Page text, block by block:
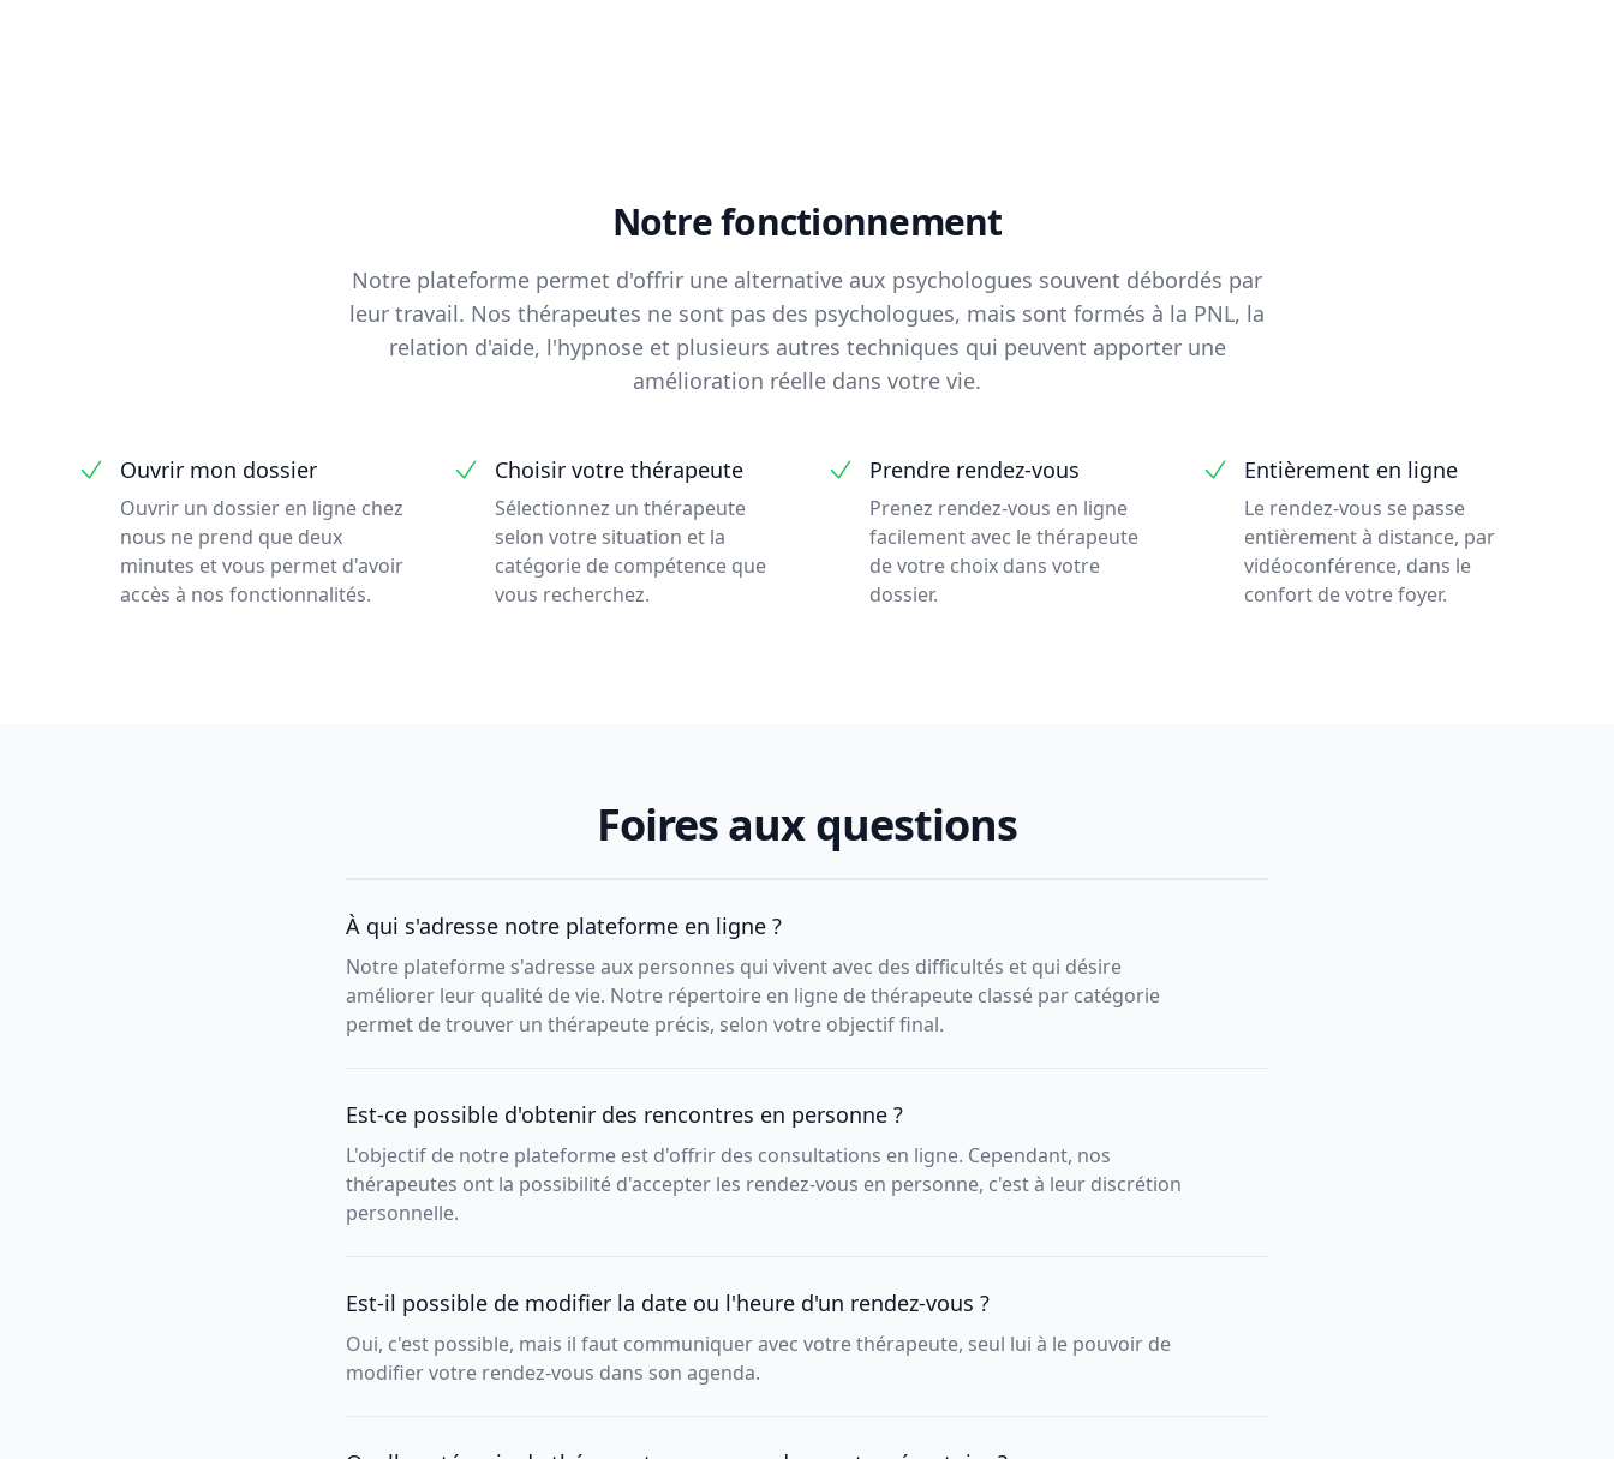
Notre fonctionnement
Notre plateforme permet d'offrir une alternative aux psychologues souvent débordés par
leur travail. Nos thérapeutes ne sont pas des psychologues, mais sont formés à la PNL, la
relation d'aide, l'hypnose et plusieurs autres techniques qui peuvent apporter une
amélioration réelle dans votre vie.
Ouvrir mon dossier
Ouvrir un dossier en ligne chez
nous ne prend que deux
minutes et vous permet d'avoir
accès à nos fonctionnalités.
Choisir votre thérapeute
Sélectionnez un thérapeute
selon votre situation et la
catégorie de compétence que
vous recherchez.
Prendre rendez-vous
Prenez rendez-vous en ligne
facilement avec le thérapeute
de votre choix dans votre
dossier.
Entièrement en ligne
Le rendez-vous se passe
entièrement à distance, par
vidéoconférence, dans le
confort de votre foyer.
Foires aux questions
À qui s'adresse notre plateforme en ligne ?
Notre plateforme s'adresse aux personnes qui vivent avec des difficultés et qui désire
améliorer leur qualité de vie. Notre répertoire en ligne de thérapeute classé par catégorie
permet de trouver un thérapeute précis, selon votre objectif final.
Est-ce possible d'obtenir des rencontres en personne ?
L'objectif de notre plateforme est d'offrir des consultations en ligne. Cependant, nos
thérapeutes ont la possibilité d'accepter les rendez-vous en personne, c'est à leur discrétion
personnelle.
Est-il possible de modifier la date ou l'heure d'un rendez-vous ?
Oui, c'est possible, mais il faut communiquer avec votre thérapeute, seul lui à le pouvoir de
modifier votre rendez-vous dans son agenda.